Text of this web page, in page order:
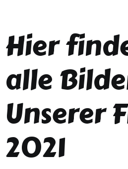
Hier
alle
Unserer
2021